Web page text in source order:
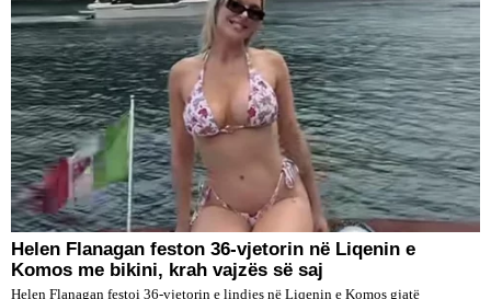
Helen Flanagan feston 36-vjetorin në Liqenin e
Komos me bikini, krah vajzës së saj
Helen Flanagan festoi 36-vjetorin e lindjes në Liqenin e Komos gjatë